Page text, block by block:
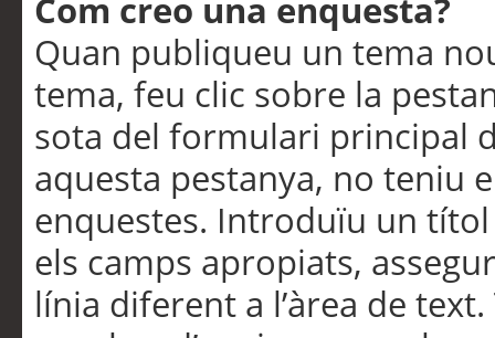
Com creo una enquesta?
Quan publiqueu un tema
tema, feu clic sobre la
sota del formulari principal
aquesta pestanya, no teniu
enquestes. Introduïu un
els camps apropiats,
línia diferent a l’àrea de